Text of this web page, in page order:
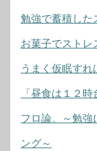
勉強で蓄積した
お菓子でストレ
うまく仮眠すれ
「昼食は１２
フロ論。～勉強
ング～